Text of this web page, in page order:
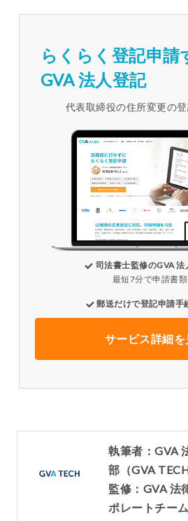
らくらく登記申請
GVA 法人登記
代表取締役の住所変更の
司法書士監修のGVA 法
最短7分で申請書
郵送だけで登記申請手
サービス詳細を
執筆者：GVA
部（GVA
監修：GVA 法
ポレートチーム